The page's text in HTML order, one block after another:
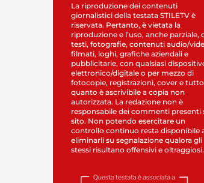
La riproduzione dei contenuti
giornalistici della testata STILETV è
riservata. Pertanto, è vietata la
riproduzione e l’uso, anche parziale,
testi, fotografie, contenuti audio/
filmati, loghi, grafiche aziendali e
pubblicitarie, con qualsiasi
elettronico/digitale o per mezzo di
fotocopie, registrazioni, cover e tutto
quanto è ascrivibile a copia non
autorizzata. La redazione non è
responsabile dei commenti presenti
sito. Non potendo esercitare un
controllo continuo resta disponibile
eliminarli su segnalazione qualora gli
stessi risultano offensivi e oltraggiosi.